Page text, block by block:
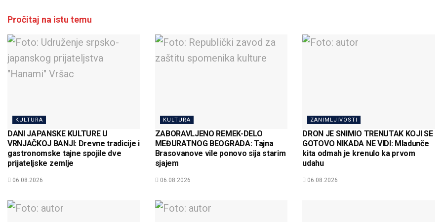
Pročitaj na istu temu
KULTURA
DANI JAPANSKE KULTURE U
VRNJAČKOJ BANJI: Drevne tradicije i
gastronomske tajne spojile dve
prijateljske zemlje
06.08.2026
KULTURA
ZABORAVLJENO REMEK-DELO
MEĐURATNOG BEOGRADA: Tajna
Brasovanove vile ponovo sija starim
sjajem
06.08.2026
ZANIMLJIVOSTI
DRON JE SNIMIO TRENUTAK KOJI SE
GOTOVO NIKADA NE VIDI: Mladunče
kita odmah je krenulo ka prvom
udahu
06.08.2026